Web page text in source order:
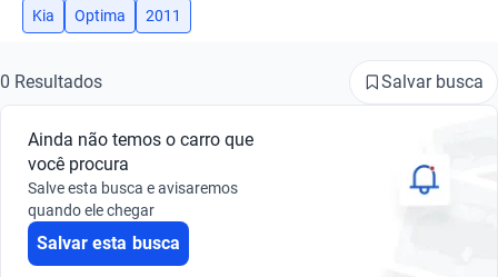
Busque por versão
Busque por marca
Busque por modelo
Busque por versão
Kia Optima 2011
0 Resultados Salvar busca
Ainda não temos o carro que
você procura
Salve esta busca e avisaremos
quando ele chegar
Salvar esta busca